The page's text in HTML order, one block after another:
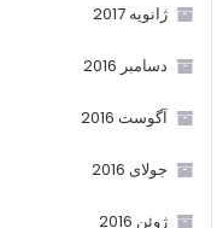
ژانویه 2017
دسامبر 2016
آگوست 2016
جولای 2016
ژوئن 2016